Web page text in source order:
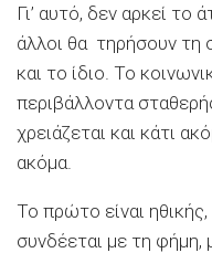
Γι’ αυτό, δεν αρκεί το
άλλοι θα τηρήσουν τη
και το ίδιο. Το
περιβάλλοντα
χρειάζεται και κάτι
ακόμα.
Το πρώτο είναι
συνδέεται με τη